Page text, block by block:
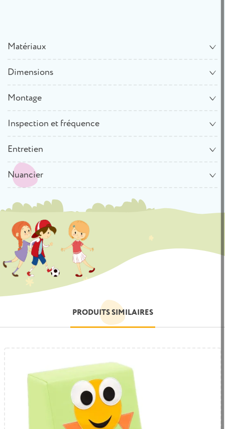
Matériaux
Dimensions
Montage
Inspection et fréquence
Entretien
Nuancier
PRODUITS SIMILAIRES